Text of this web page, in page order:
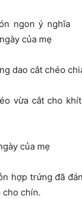
dao cắt chéo
vừa cắt cho
hợp trứng đã
chín.